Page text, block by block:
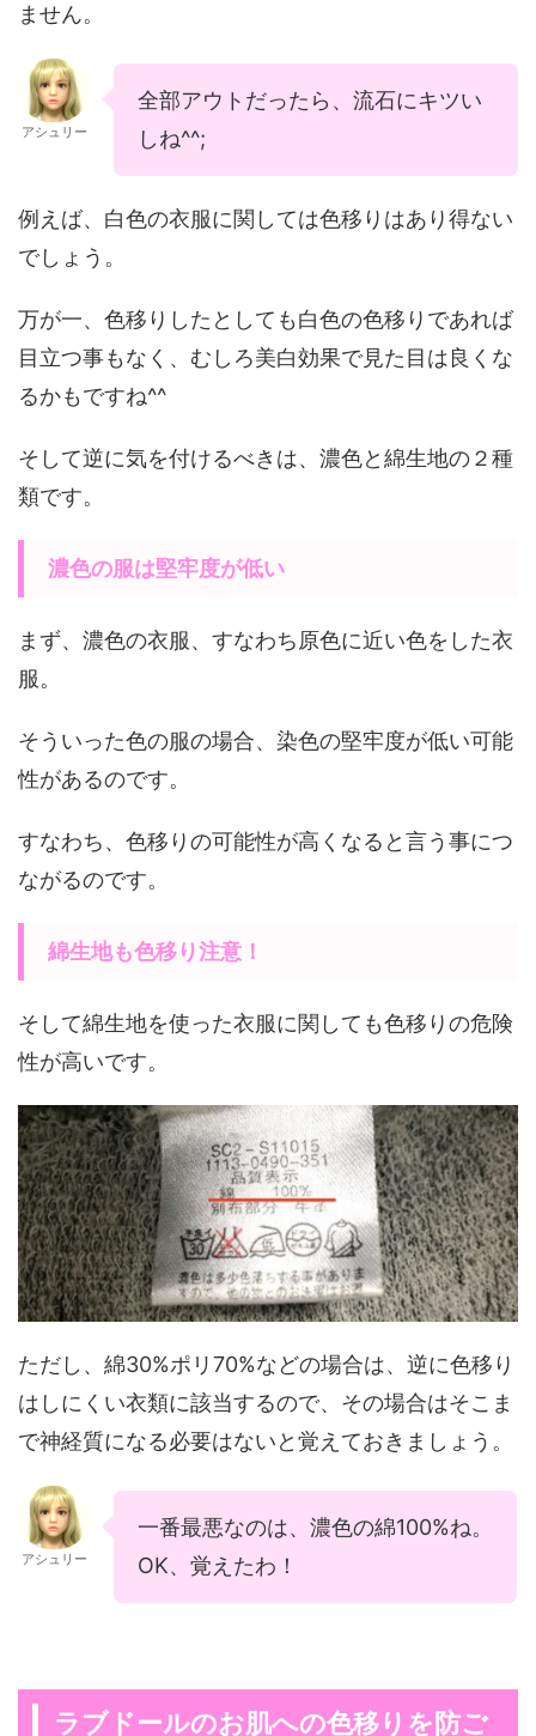
ません。
アシュリー
全部アウトだったら、流石にキツい
しね^^;
例えば、白色の衣服に関しては色移りはあり得ない
でしょう。
万が一、色移りしたとしても白色の色移りであれば
目立つ事もなく、むしろ美白効果で見た目は良くな
るかもですね^^
そして逆に気を付けるべきは、濃色と綿生地の２種
類です。
濃色の服は堅牢度が低い
まず、濃色の衣服、すなわち原色に近い色をした衣
服。
そういった色の服の場合、染色の堅牢度が低い可能
性があるのです。
すなわち、色移りの可能性が高くなると言う事につ
ながるのです。
綿生地も色移り注意！
そして綿生地を使った衣服に関しても色移りの危険
性が高いです。
ただし、綿30%ポリ70%などの場合は、逆に色移り
はしにくい衣類に該当するので、その場合はそこま
で神経質になる必要はないと覚えておきましょう。
アシュリー
一番最悪なのは、濃色の綿100%ね。
OK、覚えたわ！
ラブドールのお肌への色移りを防ご